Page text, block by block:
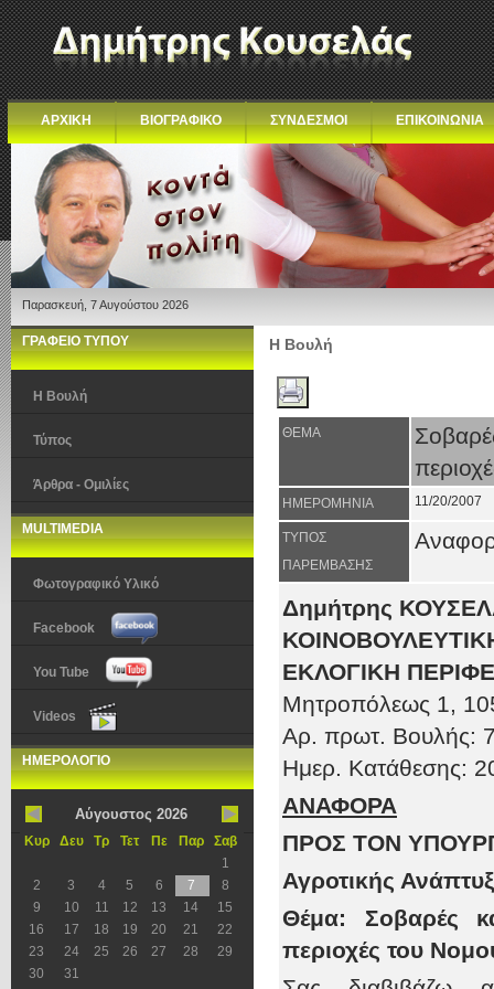
ΑΡΧΙΚΗ ΒΙΟΓΡΑΦΙΚΟ ΣΥΝΔΕΣΜΟΙ ΕΠΙΚΟΙΝΩΝΙΑ
Παρασκευή, 7 Αυγούστου 2026
ΓΡΑΦΕΙΟ ΤΥΠΟΥ
Η Βουλή
Τύπος
Άρθρα - Ομιλίες
MULTIMEDIA
Φωτογραφικό Υλικό
Facebook
You Tube
Videos
ΗΜΕΡΟΛΟΓΙΟ
Αύγουστος 2026
Κυρ Δευ Τρ Τετ Πε Παρ
Σαβ
1
2
3 4 5 6 7
8
9
10 11 12 13 14
15
16
17 18 19 20 21
22
23
24 25 26 27 28
29
30
31
Η Βουλή
ΘΕΜΑ
ΗΜΕΡΟΜΗΝΙΑ 11/20/2007
ΤΥΠΟΣ
ΠΑΡΕΜΒΑΣΗΣ
Δημήτρης
ΕΚΛΟΓΙΚΗ
Μητροπόλεως 1,
Αρ. πρωτ. Βουλής:
Ημερ. Κατάθεσης:
ΑΝΑΦΟΡΑ
ΠΡΟΣ ΤOΝ
Αγροτικής
Θέμα: Σοβαρές
περιοχές του